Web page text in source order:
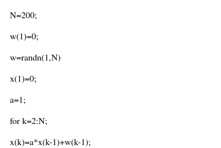
N=200;
w(1)=0;
w=randn(1,N)
x(1)=0;
a=1;
for k=2:N;
x(k)=a*x(k-1)+w(k-1);